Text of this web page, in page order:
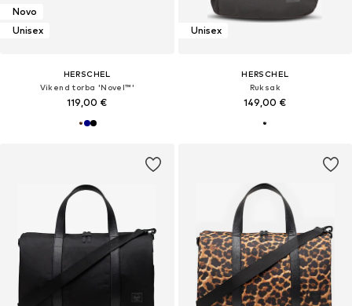
Novo
Unisex
HERSCHEL
Vikend torba 'Novel™'
119,00 €
Unisex
HERSCHEL
Ruksak
149,00 €